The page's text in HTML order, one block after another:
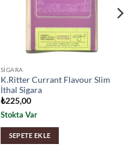
SIGARA
K.Ritter Currant Flavour Slim
İthal Sigara
₺225,00
Stokta Var
SEPETE EKLE